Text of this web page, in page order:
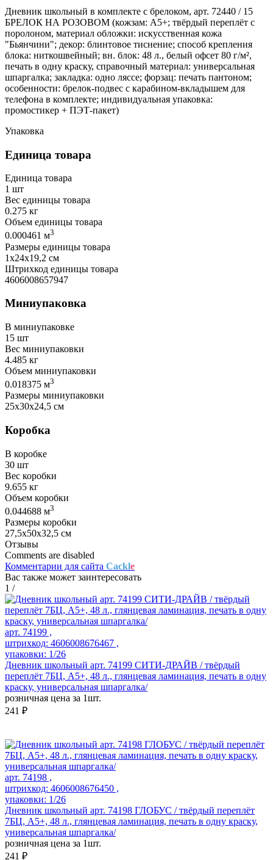
Дневник школьный в комплекте с брелоком, арт. 72440 / 15
БРЕЛОК НА РОЗОВОМ (кожзам: А5+; твёрдый переплёт с
поролоном, материал обложки: искусственная кожа
"Бьянчини"; декор: блинтовое тиснение; способ крепления
блока: ниткошвейный; вн. блок: 48 л., белый офсет 80 г/м²,
печать в одну краску, справочный материал: универсальная
шпаргалка; закладка: одно ляссе; форзац: печать пантоном;
особенности: брелок-подвес с карабином-вкладышем для
телефона в комплекте; индивидуальная упаковка:
промостикер + ПЭТ-пакет)
Упаковка
Единица товара
Единица товара
1 шт
Вес единицы товара
0.275 кг
Объем единицы товара
0.000461 м3
Размеры единицы товара
1х24х19,2 см
Штрихкод единицы товара
4606008657947
Миниупаковка
В миниупаковке
15 шт
Вес миниупаковки
4.485 кг
Объем миниупаковки
0.018375 м3
Размеры миниупаковки
25х30х24,5 см
Коробка
В коробке
30 шт
Вес коробки
9.655 кг
Объем коробки
0.044688 м3
Размеры коробки
27,5х50х32,5 см
Отзывы
Comments are disabled
Комментарии для сайта Cackle
Вас также может заинтересовать
1 /
арт. 74199 ,
штрихкод: 4606008676467 ,
упаковки: 1/26
Дневник школьный арт. 74199 СИТИ-ДРАЙВ / твёрдый
переплёт 7БЦ, А5+, 48 л., глянцевая ламинация, печать в одну
краску, универсальная шпаргалка/
розничная цена за 1шт.
241 ₽
арт. 74198 ,
штрихкод: 4606008676450 ,
упаковки: 1/26
Дневник школьный арт. 74198 ГЛОБУС / твёрдый переплёт
7БЦ, А5+, 48 л., глянцевая ламинация, печать в одну краску,
универсальная шпаргалка/
розничная цена за 1шт.
241 ₽